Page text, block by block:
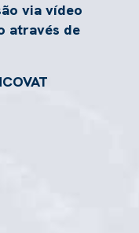
via vídeo
através de